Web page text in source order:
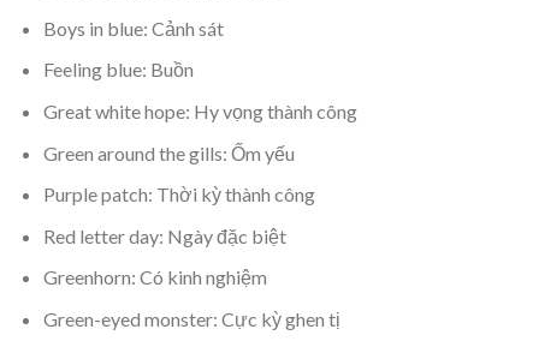
Boys in blue: Cảnh sát
Feeling blue: Buồn
Great white hope: Hy vọng thành công
Green around the gills: Ốm yếu
Purple patch: Thời kỳ thành công
Red letter day: Ngày đặc biệt
Greenhorn: Có kinh nghiệm
Green-eyed monster: Cực kỳ ghen tị